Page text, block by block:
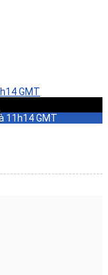
GMT
11h14 GMT